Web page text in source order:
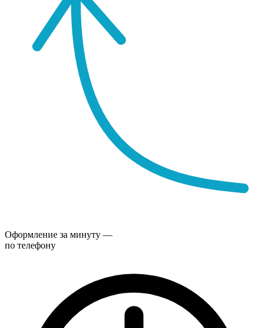
Оформление за минуту —
по телефону